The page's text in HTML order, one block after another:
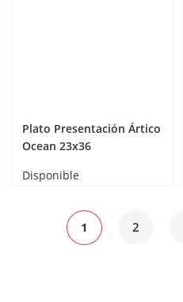
Plato Presentación Ártico
Ocean 23x36
Disponible
Página
Actualmente
1 Página
2